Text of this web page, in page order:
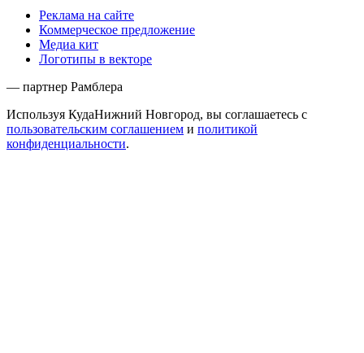
Реклама на сайте
Коммерческое предложение
Медиа кит
Логотипы в векторе
— партнер Рамблера
Используя КудаНижний Новгород, вы соглашаетесь с
пользовательским соглашением и политикой
конфиденциальности.